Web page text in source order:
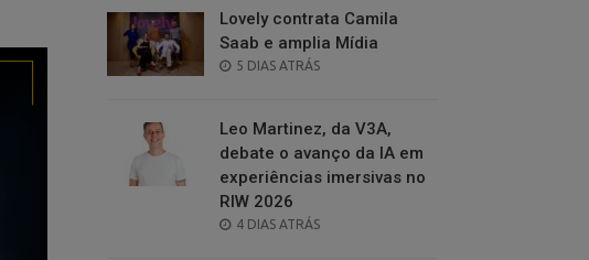
Lovely contrata Camila
Saab e amplia Mídia
POSTED
5 DIAS ATRÁS
Leo Martinez, da V3A,
debate o avanço da IA em
experiências imersivas no
RIW 2026
POSTED
4 DIAS ATRÁS